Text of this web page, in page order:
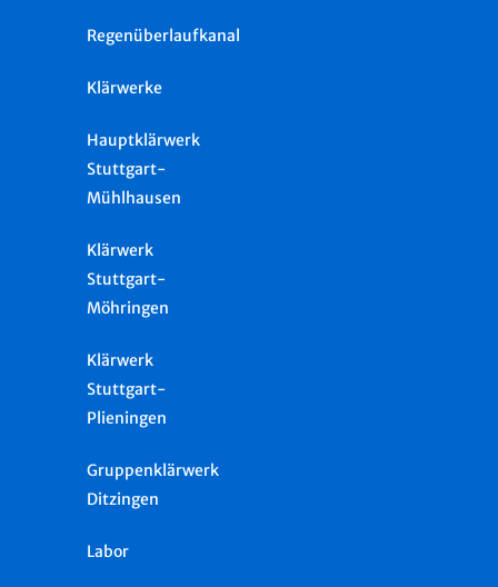
Regenüberlaufkanal
Klärwerke
Hauptklärwerk
Stuttgart-
Mühlhausen
Klärwerk
Stuttgart-
Möhringen
Klärwerk
Stuttgart-
Plieningen
Gruppenklärwerk
Ditzingen
Labor